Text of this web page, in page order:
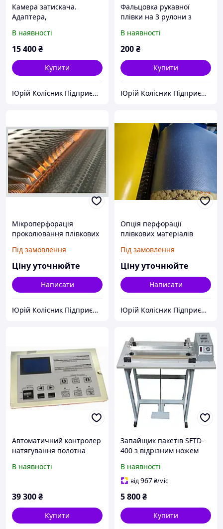
Камера затискача.
Адаптера,
В наявності
15 400₴
Купити
Юрій Колісник Підприємець
Фальцовка рукавної
плівки на 3 рулони з
зафальцуванням LEMO-
1600
В наявності
200₴
Купити
Юрій Колісник Підприємець
Мікроперфорація
проколювання плівкових
валом
Під замовлення
Ціну уточнюйте
Написати
Юрій Колісник Підприємець
Опція перфорації
плівкових матеріалів
Під замовлення
Ціну уточнюйте
Написати
Юрій Колісник Підприємець
Автоматичний контролер
натягування полотна
В наявності
39 300₴
Купити
Запайщик пакетів SFTD-
400 з відрізним ножем
В наявності
від967₴/міс
5 800₴
Купити